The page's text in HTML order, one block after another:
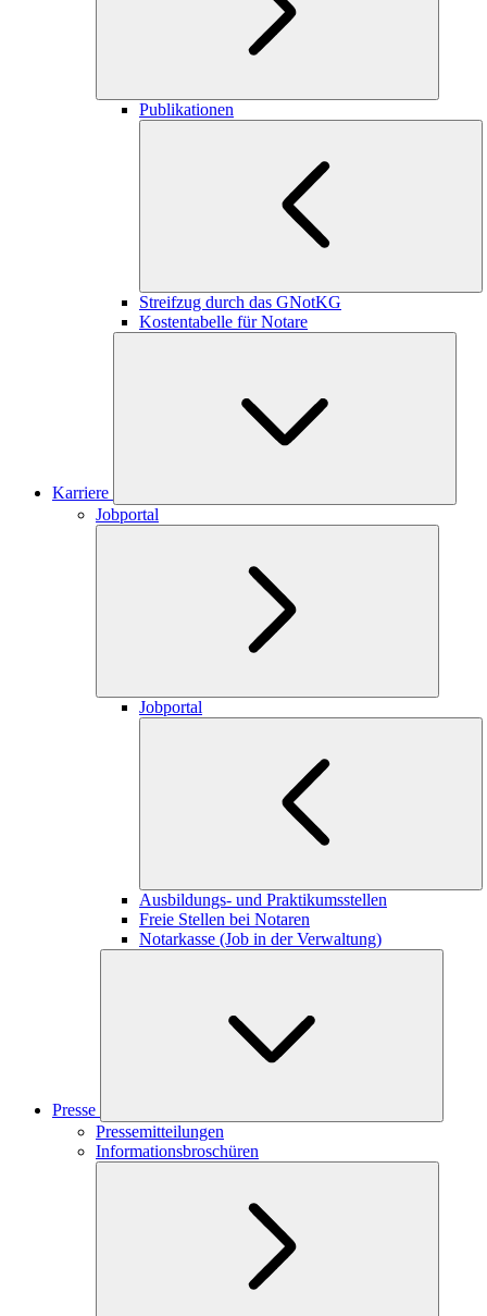
Publikationen
Streifzug durch das GNotKG
Kostentabelle für Notare
Karriere
Jobportal
Jobportal
Ausbildungs- und Praktikumsstellen
Freie Stellen bei Notaren
Notarkasse (Job in der Verwaltung)
Presse
Pressemitteilungen
Informationsbroschüren